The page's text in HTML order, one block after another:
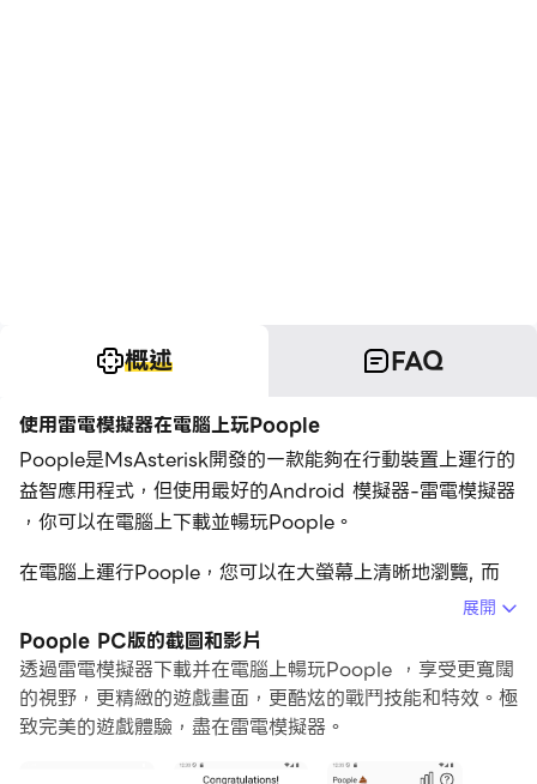
概述 FAQ
使用雷電模擬器在電腦上玩Poople
Poople是MsAsterisk開發的一款能夠在行動裝置上運行的
益智應用程式，但使用最好的Android 模擬器-雷電模擬器
，你可以在電腦上下載並暢玩Poople。
在電腦上運行Poople，您可以在大螢幕上清晰地瀏覽, 而
用滑鼠和鍵盤操控應用程式比用觸摸屏鍵盤要快得多，同時
你將永遠不必擔心設備的電量問題。
通過多開和同步功能，你甚至可以在PC上運行多個應用程
式和帳戶。
而文件互傳功能讓分享圖像、影片和文件也變得非常容易。
展開
Poople PC版的截圖和影片
透過雷電模擬器下載并在電腦上暢玩Poople ，享受更寬闊
的視野，更精緻的遊戲畫面，更酷炫的戰鬥技能和特效。極
致完美的遊戲體驗，盡在雷電模擬器。